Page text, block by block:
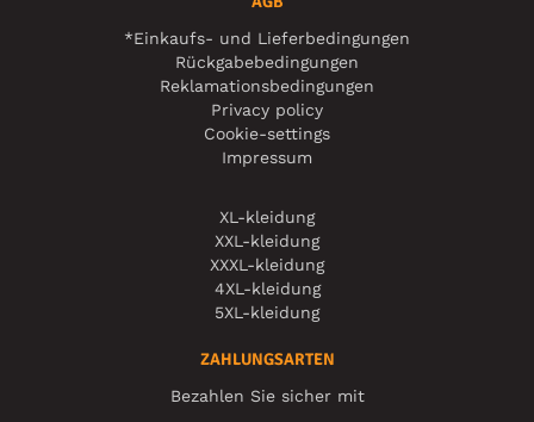
*Einkaufs- und Lieferbedingungen
Rückgabebedingungen
Reklamationsbedingungen
Privacy policy
Cookie-settings
Impressum
XL-kleidung
XXL-kleidung
XXXL-kleidung
4XL-kleidung
5XL-kleidung
ZAHLUNGSARTEN
Bezahlen Sie sicher mit